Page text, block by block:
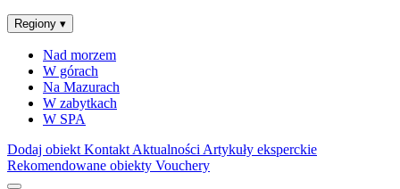
Regiony ▾
Nad morzem
W górach
Na Mazurach
W zabytkach
W SPA
Dodaj obiekt Kontakt Aktualności Artykuły eksperckie
Rekomendowane obiekty Vouchery